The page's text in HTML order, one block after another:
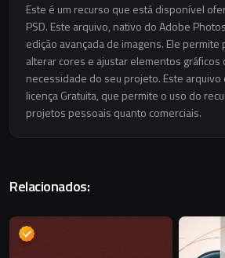
Este é um recurso que está disponível
PSD. Este arquivo, nativo do Adobe
edição avançada de imagens. Ele
alterar cores e ajustar elementos gráficos
necessidade do seu projeto. Este
licença Gratuita, que permite o uso do
projetos pessoais quanto comerciais.
Relacionados: